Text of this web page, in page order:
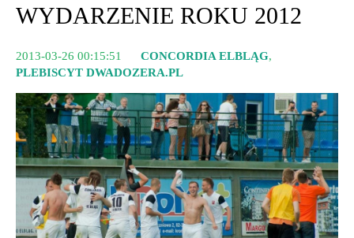
WYDARZENIE ROKU 2012
2013-03-26 00:15:51 CONCORDIA ELBLĄG,
PLEBISCYT DWADOZERA.PL